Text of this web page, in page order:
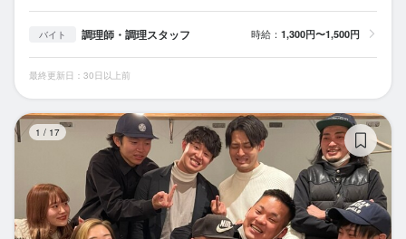
バイト 調理師・調理スタッフ 時給： 1,300円〜1,500円
最終更新日：30日以上前
1 / 17